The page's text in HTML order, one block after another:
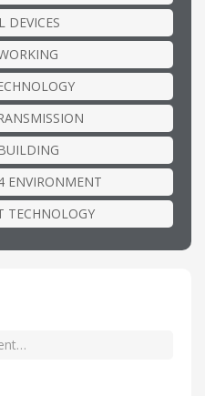
DEVICES
ENVIRONMENT
TECHNOLOGY